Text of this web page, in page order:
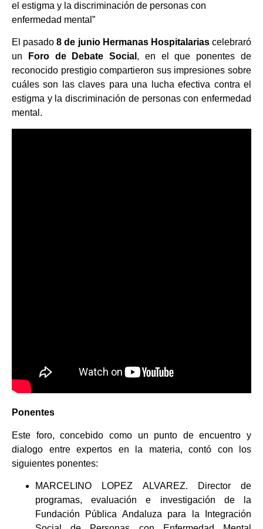
el estigma y la discriminación de personas con
enfermedad mental”
El pasado8 de junioHermanas Hospitalariascelebraró
un
Foro de Debate Social , en el que ponentes de
reconocido prestigio compartieron sus impresiones sobre
cuáles son las claves para una lucha efectiva contra el
estigma y la discriminación de personas con enfermedad
mental.
Ponentes
Este foro, concebido como un punto de encuentro y
dialogo entre expertos en la materia, contó con los
siguientes ponentes:
MARCELINO LOPEZ ALVAREZ. Director de
programas, evaluación e investigación de la
Fundación Pública Andaluza para la Integración